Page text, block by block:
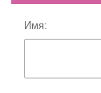
Имя: